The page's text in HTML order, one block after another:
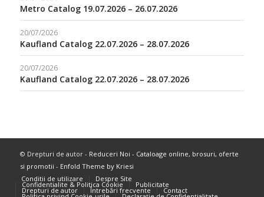
Metro Catalog 19.07.2026 – 26.07.2026
20/07/2026
Kaufland Catalog 22.07.2026 – 28.07.2026
20/07/2026
Kaufland Catalog 22.07.2026 – 28.07.2026
© Drepturi de autor - Reduceri Noi - Cataloage online, brosuri, oferte
si promotii - Enfold Theme by Kriesi
Conditii de utilizare
Despre Site
Confidentialite & Politica Cookie Publicitate
Drepturi de autor Întrebări frecvente Contact